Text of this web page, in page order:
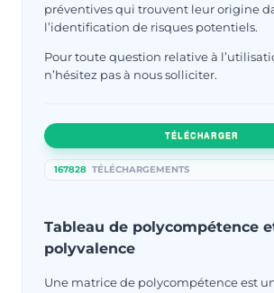
préventives qui trouvent leur origine
l’identification de risques potentiels.
Pour toute question relative à
n’hésitez pas à nous solliciter.
TÉLÉCHARGER
167828 TÉLÉCHARGEMENTS
Tableau de polycompétence
polyvalence
Une matrice de polycompétence est